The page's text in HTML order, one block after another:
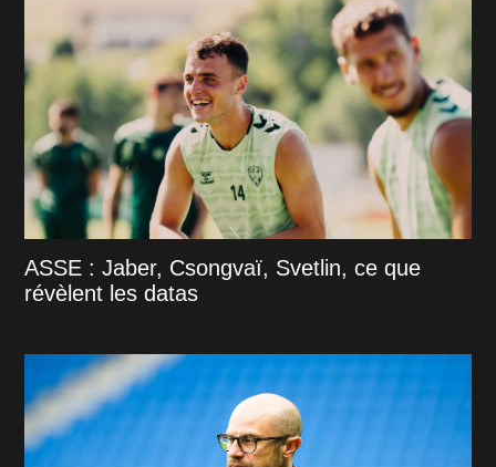
ASSE : Jaber, Csongvaï, Svetlin, ce que
révèlent les datas